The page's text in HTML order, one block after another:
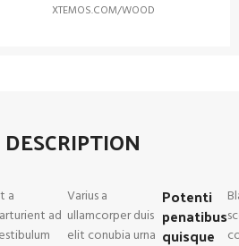
XTEMOS.COM/WOOD
a
ad
Varius a
ullamcorper duis
elit conubia urna
Potenti
penatibus
quisque